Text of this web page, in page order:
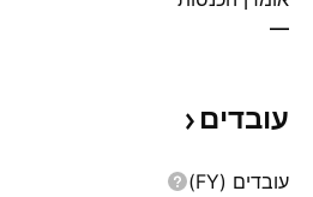
—
עובדים
עובדים (FY)